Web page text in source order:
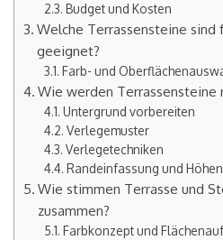
Budget und Kosten
Welche Terrassensteine
geeignet?
Farb- und
Wie werden Terrassensteine
Untergrund vorbereiten
Verlegemuster
Verlegetechniken
Randeinfassung und
Wie stimmen Terrasse und
zusammen?
Farbkonzept und